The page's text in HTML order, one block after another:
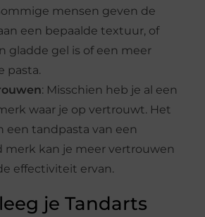
mensen geven de
een bepaalde textuur, of
gladde gel is of een meer
pasta.
: Misschien heb je al een
waar je op vertrouwt. Het
een tandpasta van een
merk kan je meer vertrouwen
effectiviteit ervan.
je Tandarts